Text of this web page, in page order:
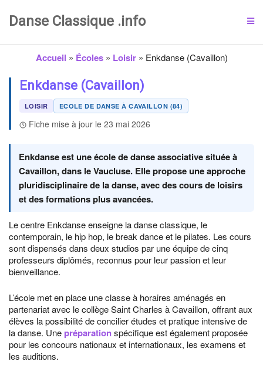
Danse Classique .info
Accueil » Écoles» Loisir» Enkdanse (Cavaillon)
Enkdanse (Cavaillon)
LOISIR ECOLE DE DANSE À CAVAILLON (84)
Fiche mise à jour le 23 mai 2026
Enkdanse est une école de danse associative située à
Cavaillon, dans le Vaucluse. Elle propose une approche
pluridisciplinaire de la danse, avec des cours de loisirs
et des formations plus avancées.
Le centre Enkdanse enseigne la danse classique, le
contemporain, le hip hop, le break dance et le pilates. Les cours
sont dispensés dans deux studios par une équipe de cinq
professeurs diplômés, reconnus pour leur passion et leur
bienveillance.
L’école met en place une classe à horaires aménagés en
partenariat avec le collège Saint Charles à Cavaillon, offrant aux
élèves la possibilité de concilier études et pratique intensive de
la danse. Une préparationspécifique est également proposée
pour les concours nationaux et internationaux, les examens et
les auditions.